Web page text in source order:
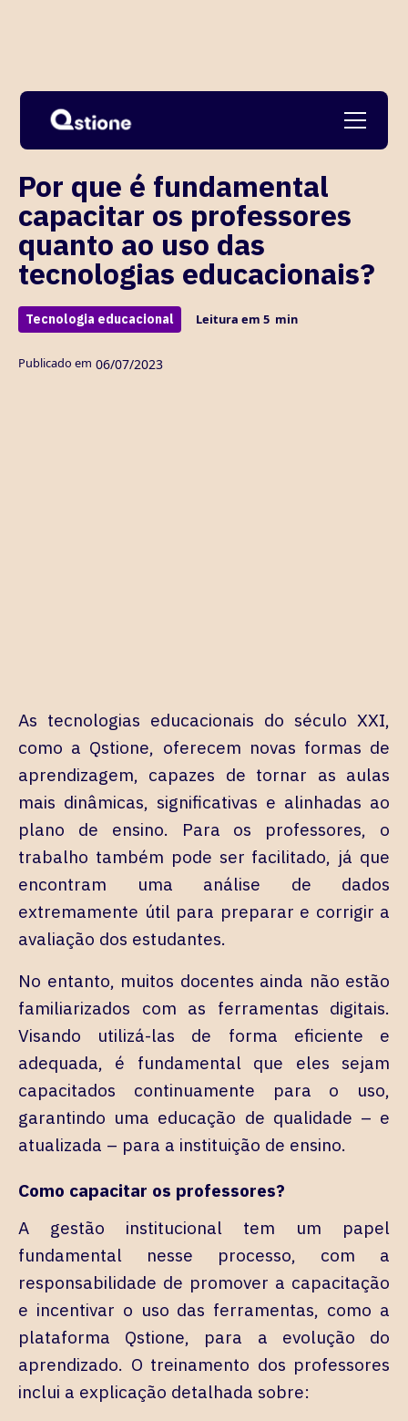
Por que é fundamental
capacitar os professores
quanto ao uso das
tecnologias educacionais?
Tecnologia educacional Leitura em 5 min
Publicado em 06/07/2023
As tecnologias educacionais do século XXI,
como a Qstione, oferecem novas formas de
aprendizagem, capazes de tornar as aulas
mais dinâmicas, significativas e alinhadas ao
plano de ensino. Para os professores, o
trabalho também pode ser facilitado, já que
encontram uma análise de dados
extremamente útil para preparar e corrigir a
avaliação dos estudantes.
No entanto, muitos docentes ainda não estão
familiarizados com as ferramentas digitais.
Visando utilizá-las de forma eficiente e
adequada, é fundamental que eles sejam
capacitados continuamente para o uso,
garantindo uma educação de qualidade – e
atualizada – para a instituição de ensino.
Como capacitar os professores?
A gestão institucional tem um papel
fundamental nesse processo, com a
responsabilidade de promover a capacitação
e incentivar o uso das ferramentas, como a
plataforma Qstione, para a evolução do
aprendizado. O treinamento dos professores
inclui a explicação detalhada sobre: